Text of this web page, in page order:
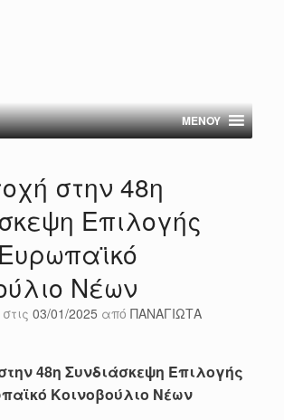
MENOY
στην 48η
Επιλογής
Νέων
03/01/2025 από ΠΑΝΑΓΙΩΤΑ
48η Συνδιάσκεψη Επιλογής
Κοινοβούλιο Νέων